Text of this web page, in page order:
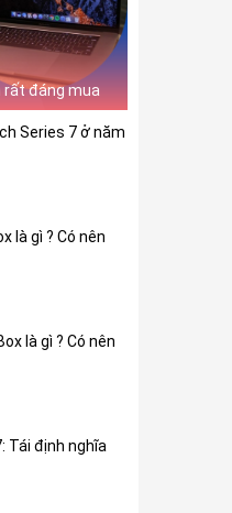
rất đáng mua
Series 7 ở năm
là gì ? Có nên
là gì ? Có nên
Tái định nghĩa